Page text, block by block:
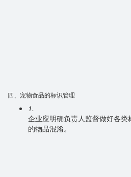
四、宠物食品的标识管理
1.
企业应明确负责人监督做好各
的物品混淆。